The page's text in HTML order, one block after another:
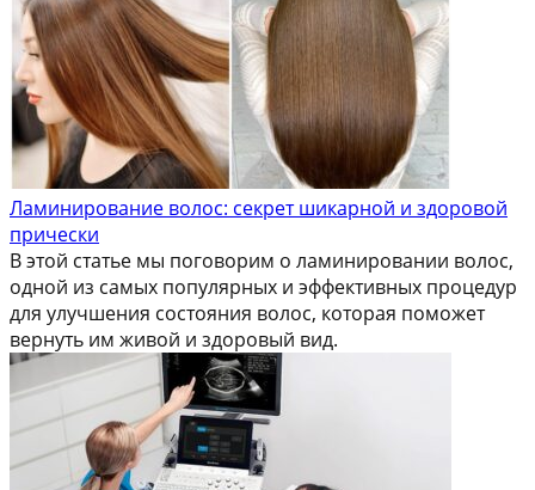
Ламинирование волос: секрет шикарной и здоровой
прически
В этой статье мы поговорим о ламинировании волос,
одной из самых популярных и эффективных процедур
для улучшения состояния волос, которая поможет
вернуть им живой и здоровый вид.